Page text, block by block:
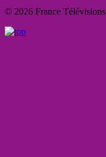
© 2026 France Télévisions